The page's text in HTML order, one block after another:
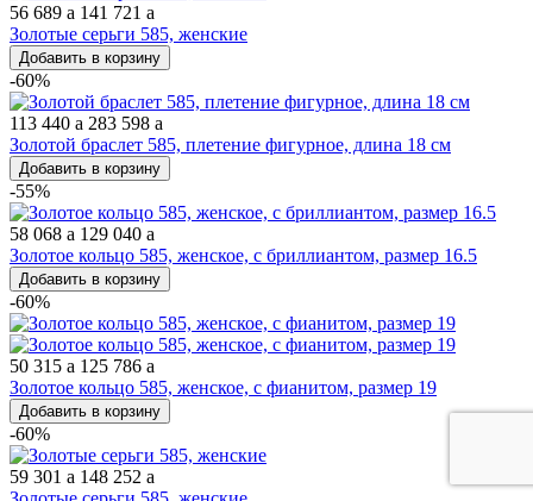
56 689 a 141 721 a
Золотые серьги 585, женские
Добавить в корзину
-60%
113 440 a 283 598 a
Золотой браслет 585, плетение фигурное, длина 18 см
Добавить в корзину
-55%
58 068 a 129 040 a
Золотое кольцо 585, женское, с бриллиантом, размер 16.5
Добавить в корзину
-60%
50 315 a 125 786 a
Золотое кольцо 585, женское, с фианитом, размер 19
Добавить в корзину
-60%
59 301 a 148 252 a